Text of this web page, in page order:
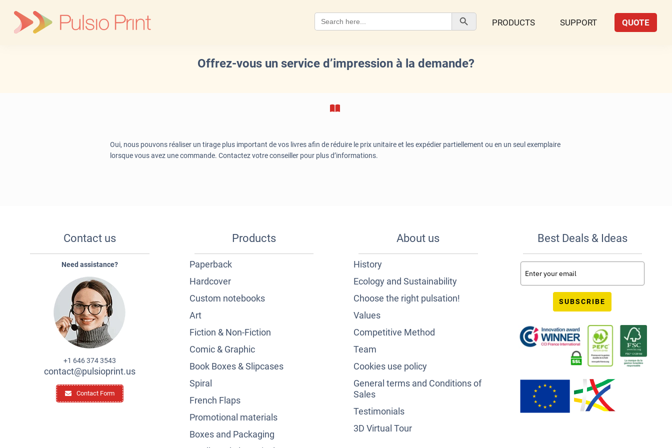
content
Search Button
PRODUCTS SUPPORT QUOTE
Offrez-vous un service d’impression à la demande?
Oui, nous pouvons réaliser un tirage plus important de vos livres afin de réduire le prix unitaire et les expédier partiellement ou en un seul exemplaire
lorsque vous avez une commande. Contactez votre conseiller pour plus d’informations.
Contact us
Need assistance?
+1 646 374 3543
contact@pulsioprint.us
Contact Form
Products
Paperback
Hardcover
Custom notebooks
Art
Fiction & Non-Fiction
Comic & Graphic
Book Boxes & Slipcases
Spiral
French Flaps
Promotional materials
Boxes and Packaging
About us
History
Ecology and Sustainability
Choose the right pulsation!
Values
Competitive Method
Team
Cookies use policy
General terms and Conditions of
Sales
Testimonials
3D Virtual Tour
Best Deals & Ideas
SUBSCRIBE